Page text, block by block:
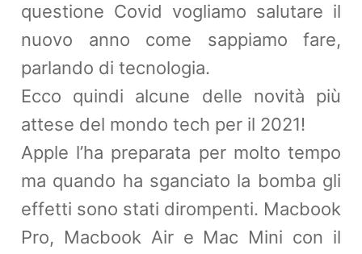
questione Covid vogliamo salutare il
nuovo anno come sappiamo fare,
parlando di tecnologia.
Ecco quindi alcune delle novità più
attese del mondo tech per il 2021!
Apple l’ha preparata per molto tempo
ma quando ha sganciato la bomba gli
effetti sono stati dirompenti. Macbook
Pro, Macbook Air e Mac Mini con il